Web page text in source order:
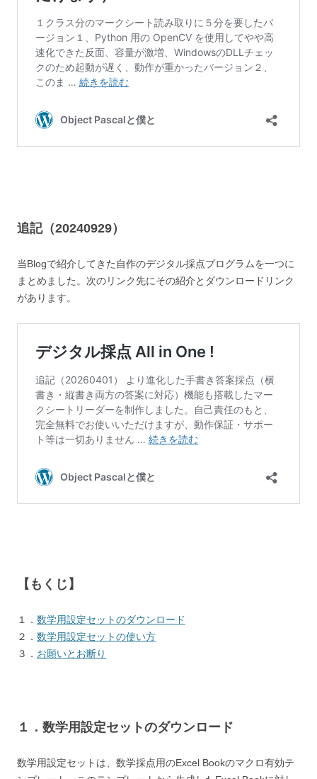
追記（20240929）
当Blogで紹介してきた自作のデジタル採点プログラムを一つに
まとめました。次のリンク先にその紹介とダウンロードリンク
があります。
【もくじ】
１． 数学用設定セットのダウンロード
２． 数学用設定セットの使い方
３． お願いとお断り
１．数学用設定セットのダウンロード
数学用設定セットは、数学採点用のExcel Bookのマクロ有効テ